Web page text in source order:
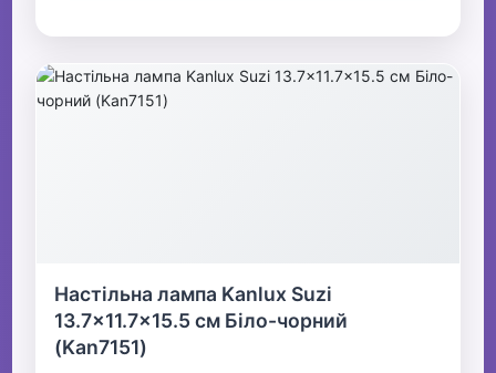
Настільна лампа Kanlux Suzi
13.7x11.7x15.5 см Біло-чорний
(Kan7151)